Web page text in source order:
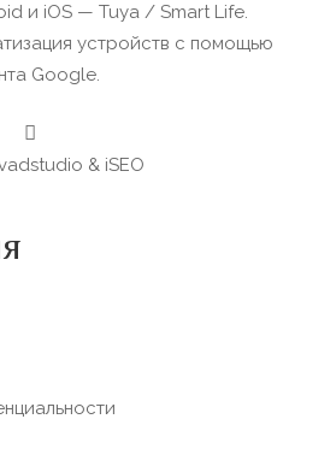
и iOS — Tuya / Smart Life.
устройств с помощью
Google.
& iSEO